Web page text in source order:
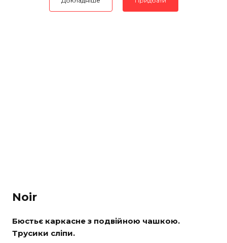
Noir
Бюстьє каркасне з подвійною чашкою.
Трусики сліпи.